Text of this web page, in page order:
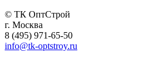
© ТК ОптСтрой
г. Москва
8 (495) 971-65-50
info@tk-optstroy.ru